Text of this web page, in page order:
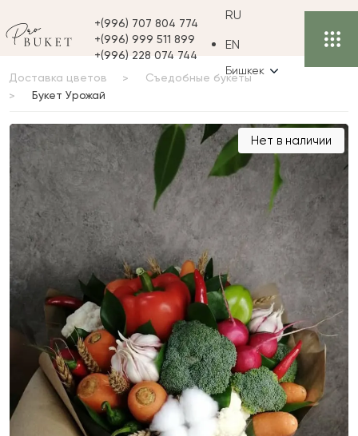
+(996) 707 804 774
+(996) 999 511 899
+(996) 228 074 744
RU
EN
Бишкек
Доставка цветов
Съедобные букеты
Букет Урожай
Букет Урожай Нет в наличии